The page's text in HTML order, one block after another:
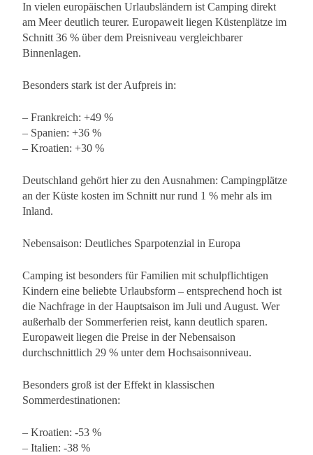
In vielen europäischen Urlaubsländern ist Camping direkt
am Meer deutlich teurer. Europaweit liegen Küstenplätze im
Schnitt 36 % über dem Preisniveau vergleichbarer
Binnenlagen.
Besonders stark ist der Aufpreis in:
– Frankreich: +49 %
– Spanien: +36 %
– Kroatien: +30 %
Deutschland gehört hier zu den Ausnahmen: Campingplätze
an der Küste kosten im Schnitt nur rund 1 % mehr als im
Inland.
Nebensaison: Deutliches Sparpotenzial in Europa
Camping ist besonders für Familien mit schulpflichtigen
Kindern eine beliebte Urlaubsform – entsprechend hoch ist
die Nachfrage in der Hauptsaison im Juli und August. Wer
außerhalb der Sommerferien reist, kann deutlich sparen.
Europaweit liegen die Preise in der Nebensaison
durchschnittlich 29 % unter dem Hochsaisonniveau.
Besonders groß ist der Effekt in klassischen
Sommerdestinationen:
– Kroatien: -53 %
– Italien: -38 %